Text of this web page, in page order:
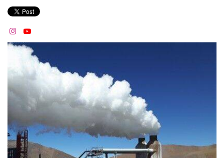
 